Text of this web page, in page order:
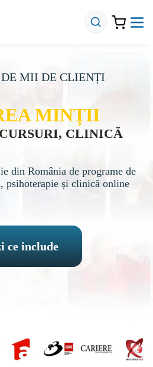
MII DE CLIENȚI
MINȚII
CLINICĂ
din România de programe de
psihoterapie și clinică online
ce include